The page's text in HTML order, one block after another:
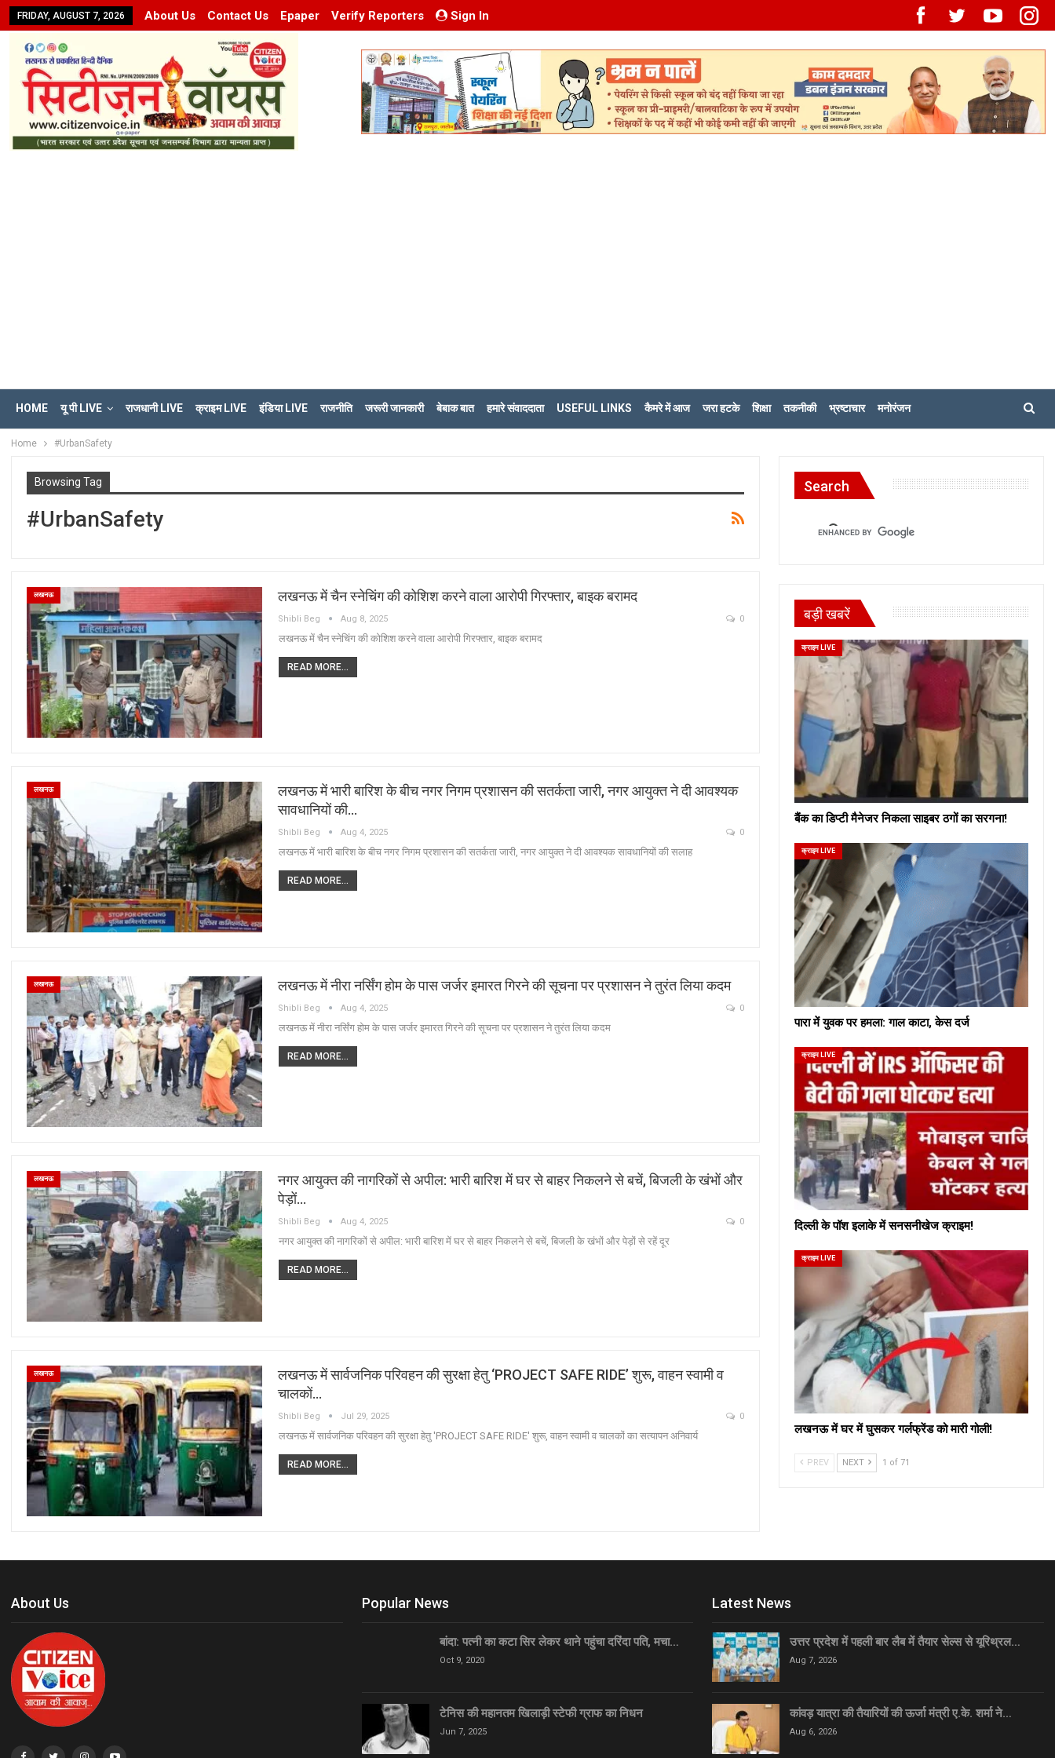
FRIDAY, AUGUST 7, 2026 About Us Contact Us Epaper Verify Reporters Sign In
HOME यू पी LIVE राजधानी LIVE क्राइम LIVE इंडिया LIVE राजनीति जरूरी जानकारी बेबाक बात हमारे संवाददाता USEFUL LINKS कैमरे में आज जरा हटके शिक्षा तकनीकी भ्रष्टाचार मनोरंजन
Home #UrbanSafety
Browsing Tag
#UrbanSafety
लखनऊ लखनऊ में चैन स्नेचिंग की कोशिश करने वाला आरोपी गिरफ्तार, बाइक बरामद
Shibli Beg Aug 8, 2025 0
लखनऊ में चैन स्नेचिंग की कोशिश करने वाला आरोपी गिरफ्तार, बाइक बरामद
READ MORE...
लखनऊ
लखनऊ में भारी बारिश के बीच नगर निगम प्रशासन की सतर्कता जारी, नगर आयुक्त ने दी आवश्यक
सावधानियों की…
Shibli Beg Aug 4, 2025 0
लखनऊ में भारी बारिश के बीच नगर निगम प्रशासन की सतर्कता जारी, नगर आयुक्त ने दी आवश्यक सावधानियों की सलाह
READ MORE...
लखनऊ लखनऊ में नीरा नर्सिंग होम के पास जर्जर इमारत गिरने की सूचना पर प्रशासन ने तुरंत लिया कदम
Shibli Beg Aug 4, 2025 0
लखनऊ में नीरा नर्सिंग होम के पास जर्जर इमारत गिरने की सूचना पर प्रशासन ने तुरंत लिया कदम
READ MORE...
लखनऊ
नगर आयुक्त की नागरिकों से अपील: भारी बारिश में घर से बाहर निकलने से बचें, बिजली के खंभों और
पेड़ों…
Shibli Beg Aug 4, 2025 0
नगर आयुक्त की नागरिकों से अपील: भारी बारिश में घर से बाहर निकलने से बचें, बिजली के खंभों और पेड़ों से रहें दूर
READ MORE...
लखनऊ
लखनऊ में सार्वजनिक परिवहन की सुरक्षा हेतु ‘PROJECT SAFE RIDE’ शुरू, वाहन स्वामी व
चालकों…
Shibli Beg Jul 29, 2025 0
लखनऊ में सार्वजनिक परिवहन की सुरक्षा हेतु 'PROJECT SAFE RIDE' शुरू, वाहन स्वामी व चालकों का सत्यापन अनिवार्य
READ MORE...
Search
बड़ी खबरें
क्राइम LIVE
बैंक का डिप्टी मैनेजर निकला साइबर ठगों का सरगना!
क्राइम LIVE
पारा में युवक पर हमला: गाल काटा, केस दर्ज
क्राइम LIVE
दिल्ली के पॉश इलाके में सनसनीखेज क्राइम!
क्राइम LIVE
लखनऊ में घर में घुसकर गर्लफ्रेंड को मारी गोली!
PREV NEXT 1 of 71
About Us Popular News
बांदा: पत्नी का कटा सिर लेकर थाने पहुंचा दरिंदा पति, मचा…
Oct 9, 2020
टेनिस की महानतम खिलाड़ी स्टेफी ग्राफ का निधन
Jun 7, 2025
Latest News
उत्तर प्रदेश में पहली बार लैब में तैयार सेल्स से यूरिथ्रल…
Aug 7, 2026
कांवड़ यात्रा की तैयारियों की ऊर्जा मंत्री ए.के. शर्मा ने…
Aug 6, 2026